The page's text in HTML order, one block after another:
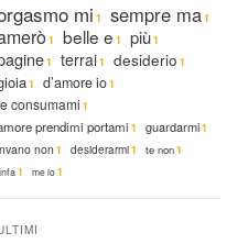
mi 1 sempre ma1
1 belle e 1 più1
1 terrai1 desiderio 1
1 d’amore io1
consumami 1
prendimi portami 1 guardarmi1
non 1 desiderarmi1 te non1
1 me io1